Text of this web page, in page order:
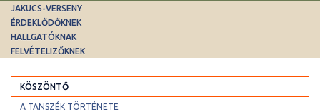
JAKUCS-VERSENY
ÉRDEKLŐDŐKNEK
HALLGATÓKNAK
FELVÉTELIZŐKNEK
KÖSZÖNTŐ
A TANSZÉK TÖRTÉNETE